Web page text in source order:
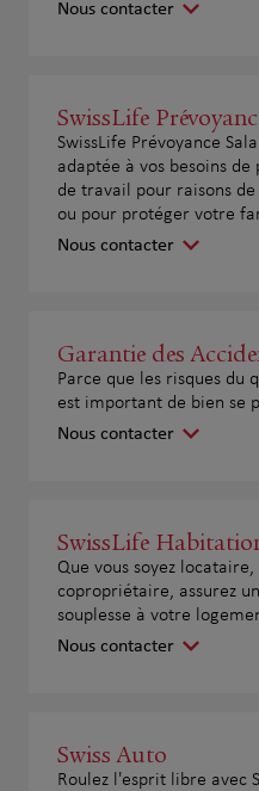
Nous contacter
SwissLife
SwissLife Prévoyance
adaptée à vos besoins
de travail pour raisons
ou pour protéger votre
Nous contacter
Garantie des
Parce que les risques du
est important de bien se
Nous contacter
SwissLife
Que vous soyez
copropriétaire, assurez
souplesse à votre
Nous contacter
Swiss Auto
Roulez l'esprit libre avec